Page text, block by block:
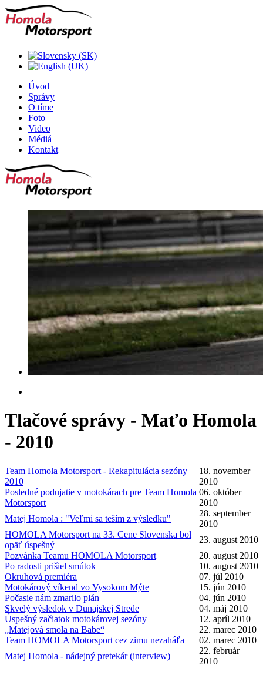
Úvod
Správy
O tíme
Foto
Video
Médiá
Kontakt
Tlačové správy - Maťo Homola
- 2010
Team Homola Motorsport - Rekapitulácia sezóny
2010
18. november
2010
Posledné podujatie v motokárach pre Team Homola
Motorsport
06. október
2010
Matej Homola : "Veľmi sa teším z výsledku"
28. september
2010
HOMOLA Motorsport na 33. Cene Slovenska bol
opäť úspešný
23. august 2010
Pozvánka Teamu HOMOLA Motorsport
20. august 2010
Po radosti prišiel smútok
10. august 2010
Okruhová premiéra
07. júl 2010
Motokárový víkend vo Vysokom Mýte
15. jún 2010
Počasie nám zmarilo plán
04. jún 2010
Skvelý výsledok v Dunajskej Strede
04. máj 2010
Úspešný začiatok motokárovej sezóny
12. apríl 2010
„Matejová smola na Babe“
22. marec 2010
Team HOMOLA Motorsport cez zimu nezaháľa
02. marec 2010
Matej Homola - nádejný pretekár (interview)
22. február
2010